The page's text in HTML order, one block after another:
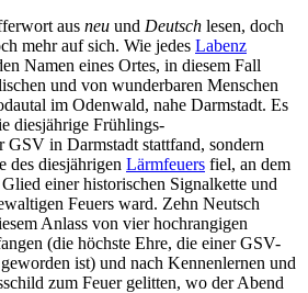
aus neu und Deutsch lesen, doch
mehr auf sich. Wie jedes Labenz
Namen eines Ortes, in diesem Fall
und von wunderbaren Menschen
im Odenwald, nahe Darmstadt. Es
diesjährige Frühlings-
GSV in Darmstadt stattfand, sondern
des diesjährigen Lärmfeuers fiel, an dem
einer historischen Signalkette und
Feuers ward. Zehn Neutsch
Anlass von vier hochrangigen
(die höchste Ehre, die einer GSV-
ist) und nach Kennenlernen und
zum Feuer gelitten, wo der Abend